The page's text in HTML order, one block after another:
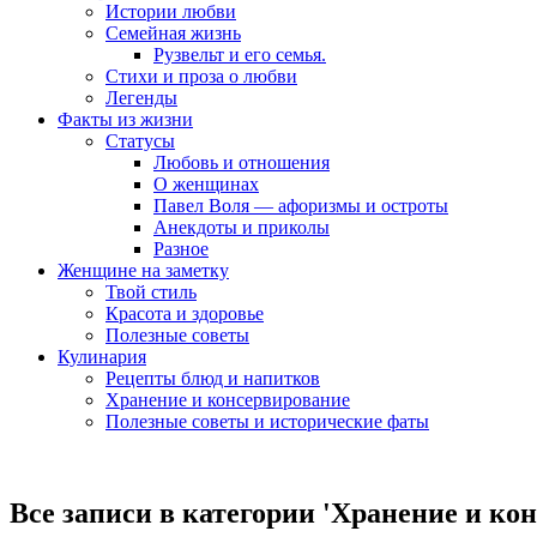
Истории любви
Семейная жизнь
Рузвельт и его семья.
Стихи и проза о любви
Легенды
Факты из жизни
Статусы
Любовь и отношения
О женщинах
Павел Воля — афоризмы и остроты
Анекдоты и приколы
Разное
Женщине на заметку
Твой стиль
Красота и здоровье
Полезные советы
Кулинария
Рецепты блюд и напитков
Хранение и консервирование
Полезные советы и исторические фаты
Все записи в категории 'Хранение и